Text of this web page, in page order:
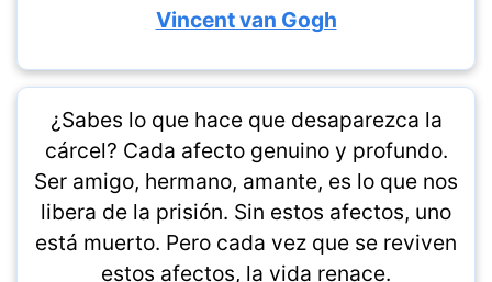
Vincent van Gogh
¿Sabes lo que hace que desaparezca la
cárcel? Cada afecto genuino y profundo.
Ser amigo, hermano, amante, es lo que nos
libera de la prisión. Sin estos afectos, uno
está muerto. Pero cada vez que se reviven
estos afectos, la vida renace.